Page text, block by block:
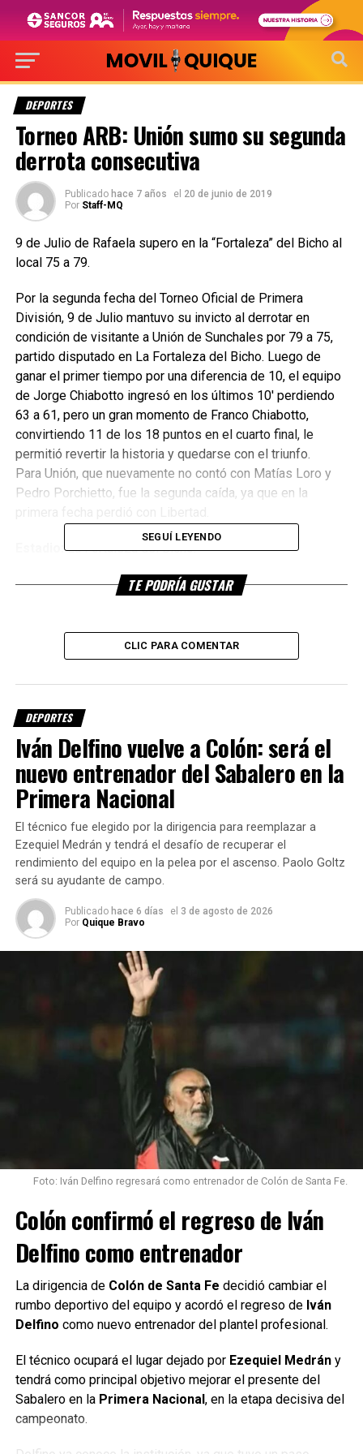
DEPORTES
Torneo ARB: Unión sumo su segunda
derrota consecutiva
Publicado hace 7 años el 20 de junio de 2019
Por Staff-MQ
9 de Julio de Rafaela supero en la “Fortaleza” del Bicho al
local 75 a 79.
Por la segunda fecha del Torneo Oficial de Primera
División, 9 de Julio mantuvo su invicto al derrotar en
condición de visitante a Unión de Sunchales por 79 a 75,
partido disputado en La Fortaleza del Bicho. Luego de
ganar el primer tiempo por una diferencia de 10, el equipo
de Jorge Chiabotto ingresó en los últimos 10′ perdiendo
63 a 61, pero un gran momento de Franco Chiabotto,
convirtiendo 11 de los 18 puntos en el cuarto final, le
permitió revertir la historia y quedarse con el triunfo.
Para Unión, que nuevamente no contó con Matías Loro y
Pedro Porchietto, fue la segunda caída, ya que en la
La Fortaleza del Bicho.
Árbitros:Ariel Aicardi y Mario Buffa.
Unión (75):Matías Borda Bossana 14, Mariano Cerutti 24,
Méndez.
9 de Julio (79):Facundo Chiabotto 12, Franco Chiabotto
34, Franco Albornoz 2, Francisco Hessel0 y Rafael Curti 6
(fi). Pablo Grosso 18, Valentino Imhoff 6 y Lorenzo
Meimberg 1. DT: Jorge Chiabotto.
FuenteSergio Demaría (Ciudad La Radio Sunchales)
Foto: Daniel Ponce
TEMAS RELACIONADOS:
SIGUIENTE
Nicolás Valentini triunfó en Morteros
Libertad sigue por el camino de la victoria en la ARB
SEGUÍ LEYENDO
TE PODRÍA GUSTAR
CLIC PARA COMENTAR
DEPORTES
Iván Delfino vuelve a Colón: será el
nuevo entrenador del Sabalero en la
Primera Nacional
El técnico fue elegido por la dirigencia para reemplazar a
Ezequiel Medrán y tendrá el desafío de recuperar el
rendimiento del equipo en la pelea por el ascenso. Paolo Goltz
será su ayudante de campo.
Publicado hace 6 días el 3 de agosto de 2026
Por Quique Bravo
Foto: Iván Delfino regresará como entrenador de Colón de Santa Fe.
Colón confirmó el regreso de Iván
Delfino como entrenador
La dirigencia de Colón de Santa Fe decidió cambiar el
rumbo deportivo del equipo y acordó el regreso de Iván
Delfino como nuevo entrenador del plantel profesional.
El técnico ocupará el lugar dejado por Ezequiel Medrány
tendrá como principal objetivo mejorar el presente del
Sabalero en la Primera Nacional, en la etapa decisiva del
campeonato.